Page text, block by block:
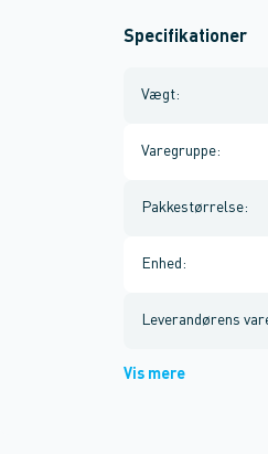
Specifikationer
Vægt:
Varegruppe:
Pakkestørrelse:
Enhed :
Leverandørens
Vis mere